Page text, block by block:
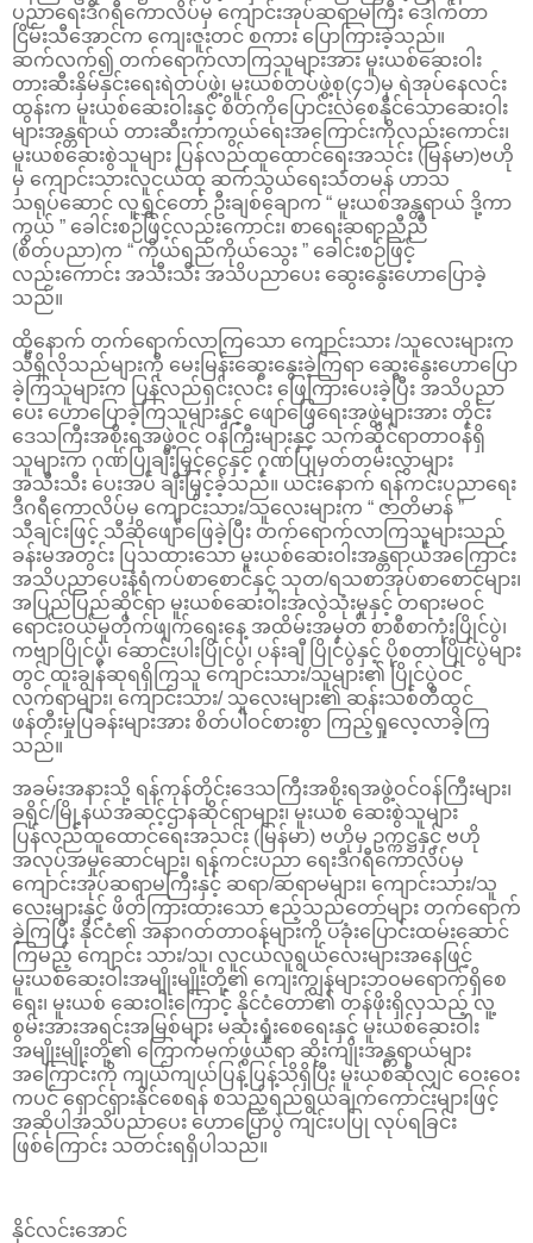
ပညာရေးဒီဂရီကောလိပ်မှ ကျောင်းအုပ်ဆရာမကြီး ဒေါက်တာ
ငြိမ်းသီ‌အောင်က ကျေးဇူးတင် စကား ပြောကြားခဲ့သည်။
ဆက်လက်၍ တက်ရောက်လာကြသူများအား မူးယစ်ဆေးဝါး
တားဆီးနှိမ်နှင်းရေးရဲတပ်ဖွဲ့၊ မူးယစ်တပ်ဖွဲ့စု(၄၁)မှ ရဲအုပ်နေလင်း
ထွန်းက မူးယစ်ဆေးဝါးနှင့် စိတ်ကိုပြောင်းလဲစေနိုင်သောဆေးဝါး
များအန္တရာယ် တားဆီးကာကွယ်ရေးအကြောင်းကိုလည်းကောင်း၊
မူးယစ်ဆေးစွဲသူများ ပြန်လည်ထူထောင်ရေးအသင်း (မြန်မာ)ဗဟို
မှ ကျောင်းသားလူငယ်ထု ဆက်သွယ်ရေးသံတမန် ဟာသ
သရုပ်ဆောင် လူရွှင်တော် ဦးချစ်ချောက “ မူးယစ်အန္တရာယ် ဒို့ကာ
ကွယ် ” ‌ခေါင်းစဉ်ဖြင့်လည်းကောင်း၊ စာရေးဆရာညီညီ
(စိတ်ပညာ)က “ ကိုယ်ရည်ကိုယ်သွေး ” ခေါင်းစဉ်ဖြင့်
လည်းကောင်း အသီးသီး အသိပညာပေး ဆွေးနွေးဟောပြောခဲ့
သည်။
ထို့နောက် တက်ရောက်လာကြသော ကျောင်းသား /သူလေးများက
သိရှိလိုသည်များကို မေးမြန်းဆွေးနွေးခဲ့ကြရာ ဆွေးနွေးဟောပြော
ခဲ့ကြသူများက ပြန်လည်ရှင်းလင်း ဖြေကြားပေးခဲ့ပြီး အသိပညာ
ပေး ဟောပြောခဲ့ကြသူများနှင့် ဖျော်ဖြေရေးအဖွဲ့များအား တိုင်း
ဒေသကြီးအစိုးရအဖွဲ့ဝင် ဝန်ကြီးများနှင့် သက်ဆိုင်ရာတာဝန်ရှိ
သူများက ဂုဏ်ပြုချီးမြှင့်ငွေနှင့် ဂုဏ်ပြုမှတ်တမ်းလွှာများ
အသီးသီး ပေးအပ် ချီးမြှင့်ခဲ့သည်။ ယင်းနောက် ရန်ကင်းပညာရေး
ဒီဂရီကောလိပ်မှ ကျောင်းသား/သူလေးများက “ ဇာတိမာန် ”
သီချင်းဖြင့် သီဆိုဖျော်ဖြေခဲ့ပြီး တက်ရောက်လာကြသူများသည်
ခန်းမအတွင်း ပြသထားသော မူးယစ်ဆေးဝါးအန္တရာယ်အကြောင်း
အသိပညာပေးနံရံကပ်စာစောင်နှင့် သုတ/ရသစာအုပ်စာစောင်များ၊
အပြည်ပြည်ဆိုင်ရာ မူးယစ်ဆေးဝါးအလွဲသုံးမှုနှင့် တရားမဝင်
ရောင်းဝယ်မှုတိုက်ဖျက်ရေးနေ့ အထိမ်းအမှတ် စာစီစာကုံးပြိုင်ပွဲ၊
ကဗျာပြိုင်ပွဲ၊ ဆောင်းပါးပြိုင်ပွဲ၊ ပန်းချီ ပြိုင်ပွဲနှင့် ပိုစတာပြိုင်ပွဲများ
တွင် ထူးချွန်ဆုရရှိကြသူ ကျောင်းသား/သူများ၏ ပြိုင်ပွဲဝင်
လက်ရာများ၊ ကျောင်းသား/ သူလေးများ၏ ဆန်းသစ်တီထွင်
ဖန်တီးမှုပြခန်းများအား စိတ်ပါဝင်စားစွာ ကြည့်ရှုလေ့လာခဲ့ကြ
သည်။
အခမ်းအနားသို့ ရန်ကုန်တိုင်းဒေသကြီးအစိုးရအဖွဲ့ဝင်ဝန်ကြီးများ၊
ခရိုင်/မြို့နယ်အဆင့်ဌာနဆိုင်ရာများ၊ မူးယစ် ဆေးစွဲသူများ
ပြန်လည်ထူထောင်ရေးအသင်း (မြန်မာ) ဗဟိုမှ ဥက္ကဋ္ဌနှင့် ဗဟို
အလုပ်အမှုဆောင်များ၊ ရန်ကင်းပညာ ရေးဒီဂရီကောလိပ်မှ
ကျောင်းအုပ်ဆရာမကြီးနှင့် ဆရာ/ဆရာမများ၊ ကျောင်းသား/သူ
လေးများနှင့် ဖိတ်ကြားထားသော ဧည့်သည်တော်များ တက်ရောက်
ခဲ့ကြပြီး နိုင်ငံ၏ အနာဂတ်တာဝန်များကို ပခုံးပြောင်းထမ်းဆောင်
ကြမည့် ကျောင်း သား/သူ၊ လူငယ်လူရွယ်လေးများအနေဖြင့်
မူးယစ်ဆေးဝါးအမျိုးမျိုးတို့၏ ကျေးကျွန်များဘဝမရောက်ရှိစေ
ရေး၊ မူးယစ် ဆေးဝါးကြောင့် နိုင်ငံတော်၏ တန်ဖိုးရှိလှသည့် လူ့
စွမ်းအားအရင်းအမြစ်များ မဆုံးရှုံးစေရေးနှင့် မူးယစ်ဆေးဝါး
အမျိုးမျိုးတို့၏ ကြောက်မက်ဖွယ်ရာ ဆိုးကျိုးအန္တရာယ်များ
အကြောင်းကို ကျယ်ကျယ်ပြန့်ပြန့်သိရှိပြီး မူးယစ်ဆိုလျှင် ဝေးဝေး
ကပင် ရှောင်ရှားနိုင်စေရန် စသည့်ရည်ရွယ်ချက်ကောင်းများဖြင့်
အဆိုပါအသိပညာပေး ဟောပြောပွဲ ကျင်းပပြု လုပ်ရခြင်း
ဖြစ်ကြောင်း သတင်းရရှိပါသည်။
နိုင်လင်းအောင်